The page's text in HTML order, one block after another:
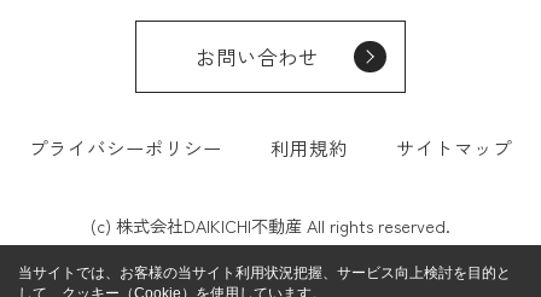
お問い合わせ
プライバシーポリシー 利用規約 サイトマップ
(c) 株式会社DAIKICHI不動産 All rights reserved.
当サイトでは、お客様の当サイト利用状況把握、サービス向上検討を目的と
して、クッキー（Cookie）を使用しています。